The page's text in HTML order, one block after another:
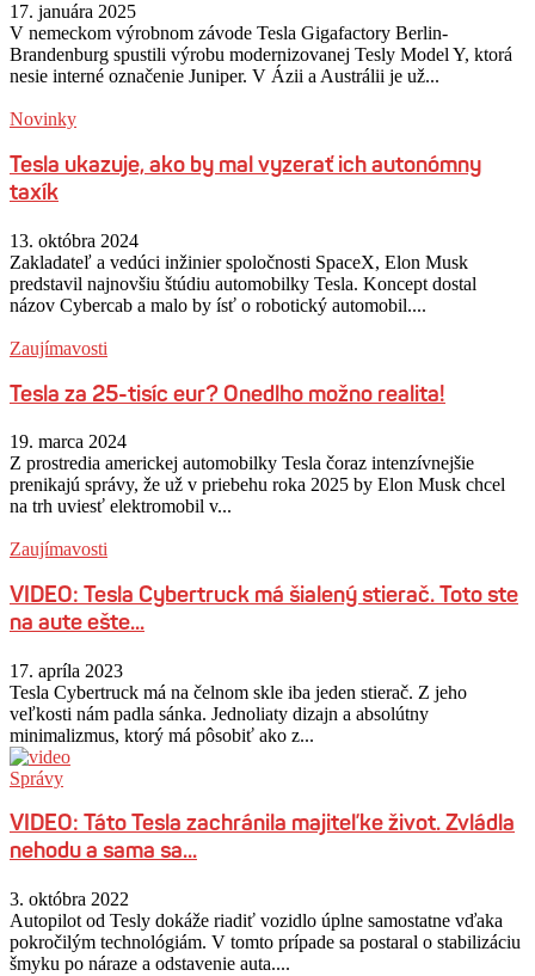
17. januára 2025
V nemeckom výrobnom závode Tesla Gigafactory Berlin-
Brandenburg spustili výrobu modernizovanej Tesly Model Y, ktorá
nesie interné označenie Juniper. V Ázii a Austrálii je už...
Novinky
Tesla ukazuje, ako by mal vyzerať ich autonómny
taxík
13. októbra 2024
Zakladateľ a vedúci inžinier spoločnosti SpaceX, Elon Musk
predstavil najnovšiu štúdiu automobilky Tesla. Koncept dostal
názov Cybercab a malo by ísť o robotický automobil....
Zaujímavosti
Tesla za 25-tisíc eur? Onedlho možno realita!
19. marca 2024
Z prostredia americkej automobilky Tesla čoraz intenzívnejšie
prenikajú správy, že už v priebehu roka 2025 by Elon Musk chcel
na trh uviesť elektromobil v...
Zaujímavosti
VIDEO: Tesla Cybertruck má šialený stierač. Toto ste
na aute ešte...
17. apríla 2023
Tesla Cybertruck má na čelnom skle iba jeden stierač. Z jeho
veľkosti nám padla sánka. Jednoliaty dizajn a absolútny
minimalizmus, ktorý má pôsobiť ako z...
Správy
VIDEO: Táto Tesla zachránila majiteľke život. Zvládla
nehodu a sama sa...
3. októbra 2022
Autopilot od Tesly dokáže riadiť vozidlo úplne samostatne vďaka
pokročilým technológiám. V tomto prípade sa postaral o stabilizáciu
šmyku po náraze a odstavenie auta....